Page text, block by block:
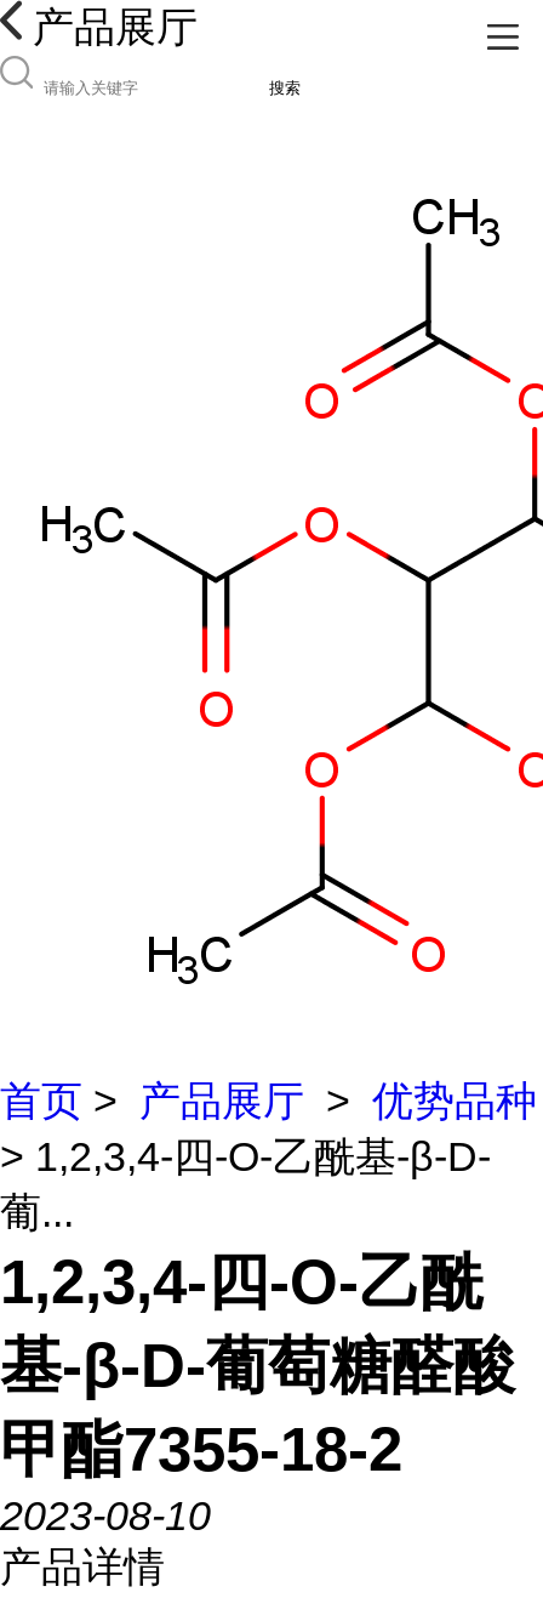
产品展厅
搜索
首页 > 产品展厅 > 优势品种
> 1,2,3,4-四-O-乙酰基-β-D-
葡...
1,2,3,4-四-O-乙酰
基-β-D-葡萄糖醛酸
甲酯7355-18-2
2023-08-10
产品详情